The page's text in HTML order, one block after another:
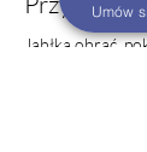
Jabłka obrać,
Umów